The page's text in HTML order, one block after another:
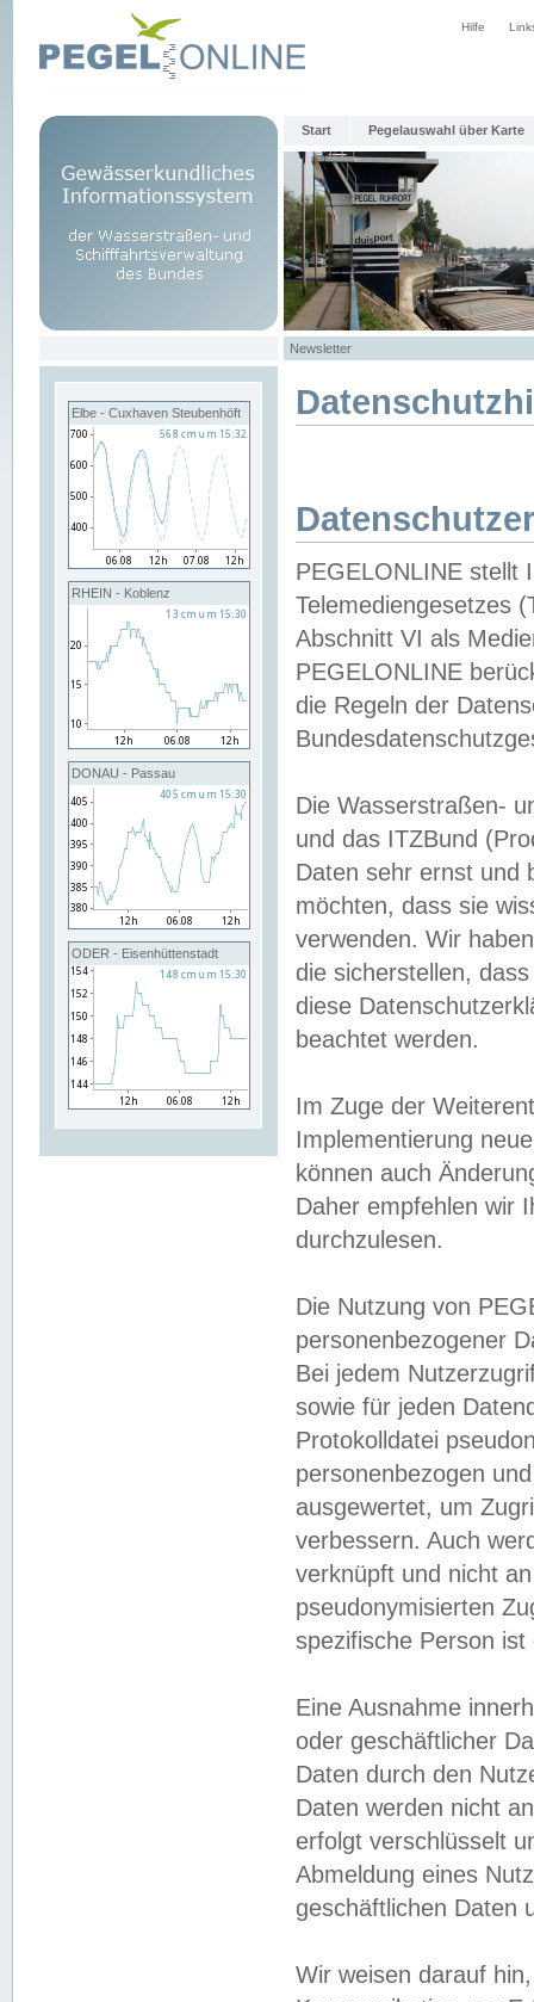
Hilfe
Start Pegelauswahl über Karte
Newsletter
Elbe - Cuxhaven Steubenhöft
RHEIN - Koblenz
DONAU - Passau
ODER - Eisenhüttenstadt
PEGELONLINE stellt
Telemediengesetzes
Abschnitt VI als
PEGELONLINE
die Regeln der
Die Wasserstraßen-
und das ITZBund
Daten sehr ernst und
möchten, dass sie
verwenden. Wir
die sicherstellen,
diese
beachtet werden.
Im Zuge der
Implementierung
können auch
Daher empfehlen wir
durchzulesen.
Die Nutzung von
personenbezogener
Bei jedem
sowie für jeden
Protokolldatei
personenbezogen
ausgewertet, um
verbessern. Auch
verknüpft und nicht
pseudonymisierten
spezifische Person
Eine Ausnahme
oder geschäftlicher
Daten durch den
Daten werden nicht
erfolgt verschlüsselt
Abmeldung eines
geschäftlichen Daten
Wir weisen darauf